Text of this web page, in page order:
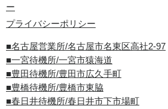
ー
プライバシーポリシー
■名古屋営業所/名古屋市名東区高社2-97
■一宮待機所/一宮市猿海道
■豊田待機所/豊田市広久手町
■豊橋待機所/豊橋市東脇
■春日井待機所/春日井市下市場町